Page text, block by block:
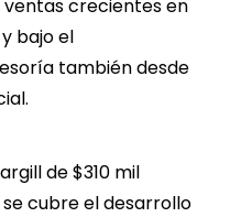
crecientes en
bajo el
también desde
de $310 mil
cubre el desarrollo